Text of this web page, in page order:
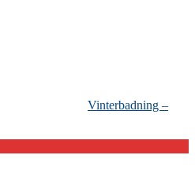
Vinterbadning –